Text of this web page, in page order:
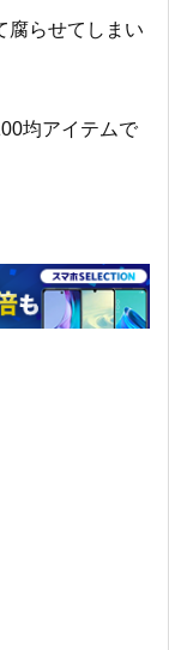
腐らせてしまい
均アイテムで